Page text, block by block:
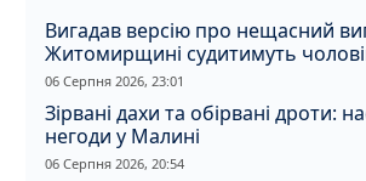
Вигадав версію про нещасний
Житомирщині судитимуть
вбивство співмешканки
06 Серпня 2026, 23:01
Зірвані дахи та обірвані дроти:
негоди у Малині
06 Серпня 2026, 20:54